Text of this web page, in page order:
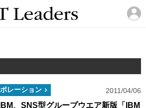
レーション 2011/04/06
、SNS型グループウエア新版「IBM